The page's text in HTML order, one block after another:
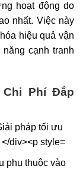
hoạt động do
nhất. Việc này
hiệu quả vận
cạnh tranh
Phí Đắp
phụ thuộc vào